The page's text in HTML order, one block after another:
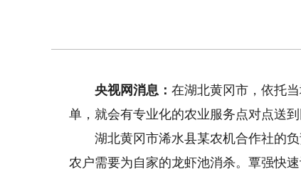
央视网消息：在湖北黄冈市，依托
单，就会有专业化的农业服务点对点送
湖北黄冈市浠水县某农机合作社的负
农户需要为自家的龙虾池消杀。覃强快